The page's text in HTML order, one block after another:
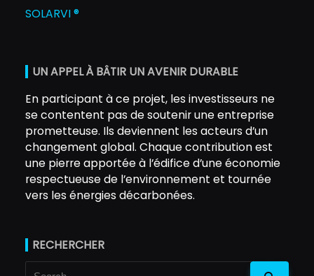
SOLARVI ®
UN APPEL À BÂTIR UN AVENIR DURABLE
En participant à ce projet, les investisseurs ne
se contentent pas de soutenir une entreprise
prometteuse. Ils deviennent les acteurs d’un
changement global. Chaque contribution est
une pierre apportée à l’édifice d’une économie
respectueuse de l’environnement et tournée
vers les énergies décarbonées.
RECHERCHER
Search